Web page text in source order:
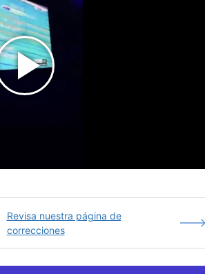
Revisa nuestra página de
correcciones